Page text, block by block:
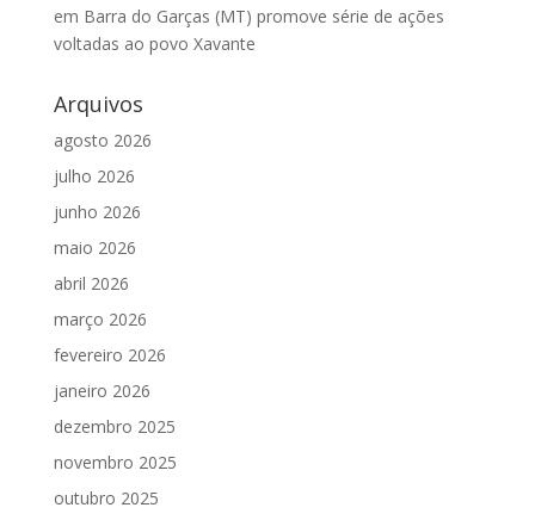
em Barra do Garças (MT) promove série de ações
voltadas ao povo Xavante
Arquivos
agosto 2026
julho 2026
junho 2026
maio 2026
abril 2026
março 2026
fevereiro 2026
janeiro 2026
dezembro 2025
novembro 2025
outubro 2025